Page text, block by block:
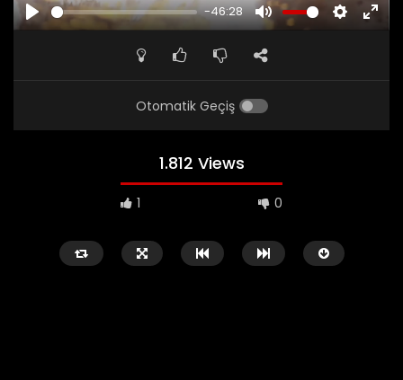
PLAY
-46:28
MUTE SETTINGS
Otomatik Geçiş
1.812 Views
1 0